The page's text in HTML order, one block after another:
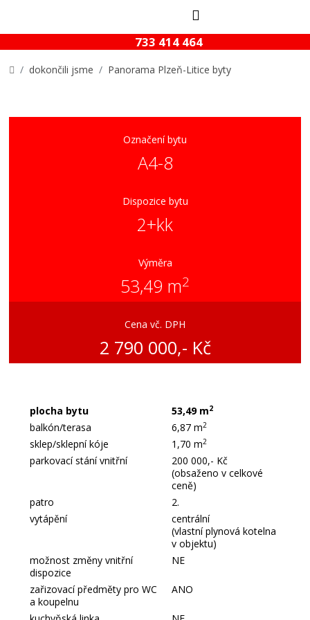
733 414 464
dokončili jsme Panorama Plzeň-Litice byty
Označení bytu
A4-8
Dispozice bytu
2+kk
Výměra
53,49 m2
Cena vč. DPH
2 790 000,- Kč
plocha bytu 53,49 m2
balkón/terasa 6,87 m2
sklep/sklepní kóje 1,70 m2
parkovací stání vnitřní
200 000,- Kč
(obsaženo v celkové
ceně)
patro
2.
vytápění
centrální
(vlastní plynová kotelna
v objektu)
možnost změny vnitřní
dispozice
NE
zařizovací předměty pro WC
a koupelnu
ANO